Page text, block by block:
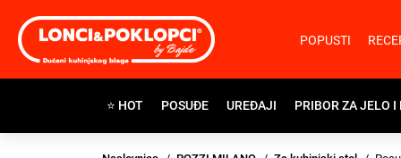
POPUSTI
⭐ HOT POSUĐE UREĐAJI PRIBOR ZA JELO I